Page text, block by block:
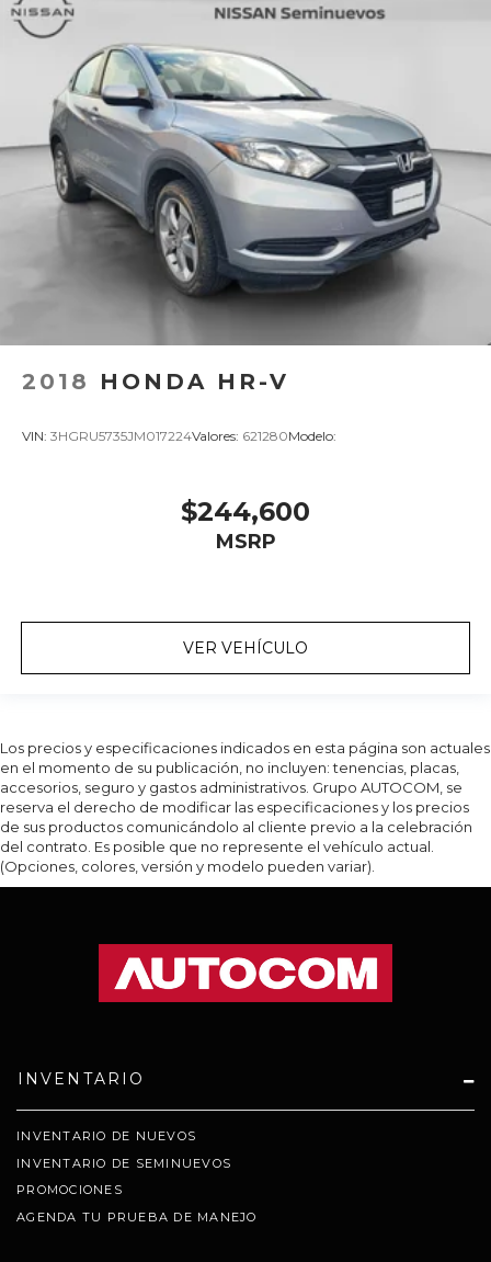
2018 HONDA HR-V
VIN: 3HGRU5735JM017224Valores: 621280Modelo:
$244,600
MSRP
VER VEHÍCULO
Los precios y especificaciones indicados en esta página son actuales
en el momento de su publicación, no incluyen: tenencias, placas,
accesorios, seguro y gastos administrativos. Grupo AUTOCOM, se
reserva el derecho de modificar las especificaciones y los precios
de sus productos comunicándolo al cliente previo a la celebración
del contrato. Es posible que no represente el vehículo actual.
(Opciones, colores, versión y modelo pueden variar).
INVENTARIO
INVENTARIO DE NUEVOS
INVENTARIO DE SEMINUEVOS
PROMOCIONES
AGENDA TU PRUEBA DE MANEJO